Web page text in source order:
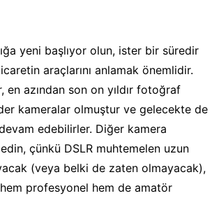
yeni başlıyor olun, ister bir süredir
araçlarını anlamak önemlidir.
en azından son on yıldır fotoğraf
kameralar olmuştur ve gelecekte de
edebilirler. Diğer kamera
çünkü DSLR muhtemelen uzun
(veya belki de zaten olmayacak),
hem profesyonel hem de amatör